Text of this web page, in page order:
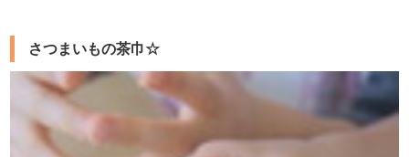
さつまいもの茶巾☆